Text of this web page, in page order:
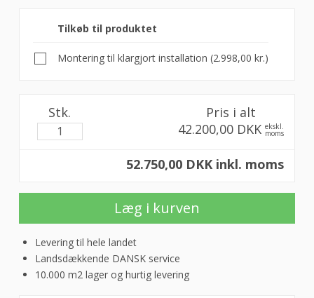
Tilkøb til produktet
Montering til klargjort installation (2.998,00 kr.)
Stk.
Pris i alt
42.200,00 DKK ekskl.
moms
52.750,00 DKK inkl. moms
Læg i kurven
Levering til hele landet
Landsdækkende DANSK service
10.000 m2 lager og hurtig levering